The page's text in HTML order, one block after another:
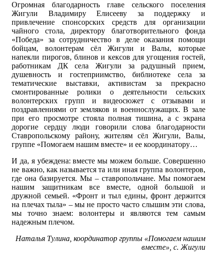
Огромная благодарность главе сельского поселения
Жигули Владимиру Елисееву за поддержку и
привлечение спонсорских средств для организации
чайного стола, директору благотворительного фонда
«Победа» за сотрудничество в деле оказания помощи
бойцам, волонтерам сёл Жигули и Валы, которые
напекли пирогов, блинов и кексов для угощения гостей,
работникам ДК села Жигули за радушный прием,
душевность и гостеприимство, библиотеке села за
тематические выставки, активистам за прекрасно
смонтированные ролики о деятельности сельских
волонтерских групп и видеосюжет с отзывами и
поздравлениями от земляков и военнослужащих. В зале
при его просмотре стояла полная тишина, а с экрана
дорогие сердцу люди говорили слова благодарности
Ставропольскому району, жителям сёл Жигули, Валы,
группе «Помогаем нашим вместе» и ее координатору…
И да, я убеждена: вместе мы можем больше. Совершенно
не важно, как называется та или иная группа волонтеров,
где она базируется. Мы – ставропольчане. Мы помогаем
нашим защитникам все вместе, одной большой и
дружной семьей. «Фронт и тыл едины, фронт держится
на плечах тыла» – мы не просто часто слышим эти слова,
мы точно знаем: волонтеры и являются тем самым
надежным плечом.
Наталья Тулина, координатор группы «Помогаем нашим
вместе», с. Жигули